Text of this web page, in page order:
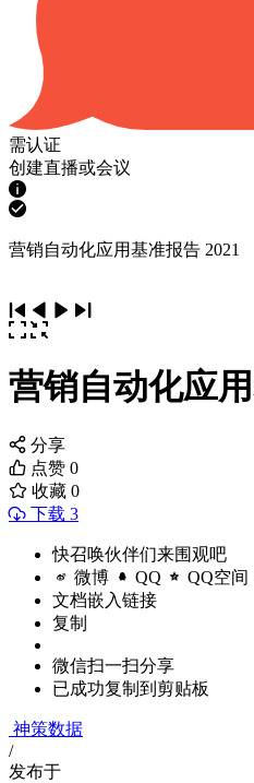
需认证
创建直播或会议
营销自动化应用基准报告 2021
营销自动化应
分享
点赞 0
收藏 0
下载 3
快召唤伙伴们来围观吧
微博 QQ QQ空间
文档嵌入链接
复制
微信扫一扫分享
已成功复制到剪贴板
神策数据
/
发布于